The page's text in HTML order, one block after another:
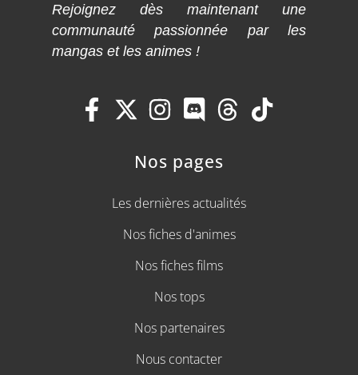
Rejoignez dès maintenant une
communauté passionnée par les
mangas et les animes !
Nos pages
Les dernières actualités
Nos fiches d'animes
Nos fiches films
Nos tops
Nos partenaires
Nous contacter